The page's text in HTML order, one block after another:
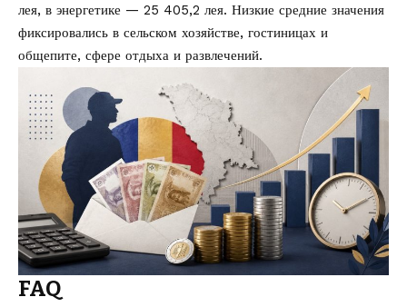
лея, в энергетике — 25 405,2 лея. Низкие средние значения
фиксировались в сельском хозяйстве, гостиницах и
общепите, сфере отдыха и развлечений.
FAQ